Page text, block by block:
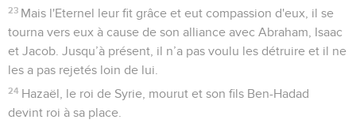
23 Mais l'Eternel leur fit grâce et eut compassion d'eux, il se
tourna vers eux à cause de son alliance avec Abraham, Isaac
et Jacob. Jusqu’à présent, il n’a pas voulu les détruire et il ne
les a pas rejetés loin de lui.
24 Hazaël, le roi de Syrie, mourut et son fils Ben-Hadad
devint roi à sa place.